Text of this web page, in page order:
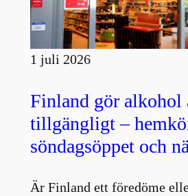
1 juli 2026
Finland gör alkohol
tillgängligt –
söndagsöppet och
Är Finland ett föredöme